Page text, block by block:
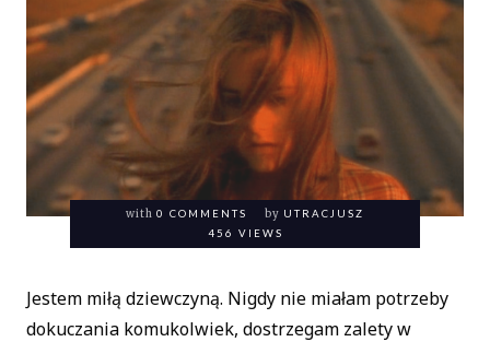
with 0 COMMENTS by UTRACJUSZ
456 VIEWS
Jestem miłą dziewczyną. Nigdy nie miałam potrzeby
dokuczania komukolwiek, dostrzegam zalety w